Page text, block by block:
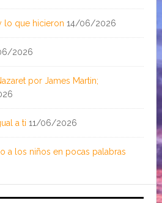
lo que hicieron 14/06/2026
2026
por James Martin;
a ti 11/06/2026
a los niños en pocas palabras